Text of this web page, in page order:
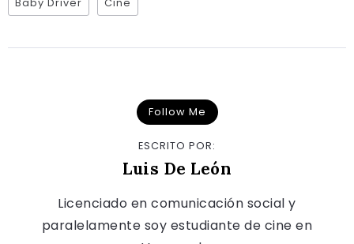
Follow Me
ESCRITO POR:
Luis De León
Licenciado en comunicación social y
paralelamente soy estudiante de cine en